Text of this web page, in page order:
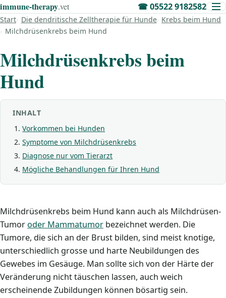
immune‑therapy.vet ☎05522 9182582
Start Die dendritische Zelltherapie für Hunde Krebs beim Hund
Milchdrüsenkrebs beim Hund
Milchdrüsenkrebs beim
Hund
INHALT
Vorkommen bei Hunden
Symptome von Milchdrüsenkrebs
Diagnose nur vom Tierarzt
Mögliche Behandlungen für Ihren Hund
Milchdrüsenkrebs beim Hund kann auch als Milchdrüsen-
Tumor oder Mammatumor bezeichnet werden. Die
Tumore, die sich an der Brust bilden, sind meist knotige,
unterschiedlich grosse und harte Neubildungen des
Gewebes im Gesäuge. Man sollte sich von der Härte der
Veränderung nicht täuschen lassen, auch weich
erscheinende Zubildungen können bösartig sein.